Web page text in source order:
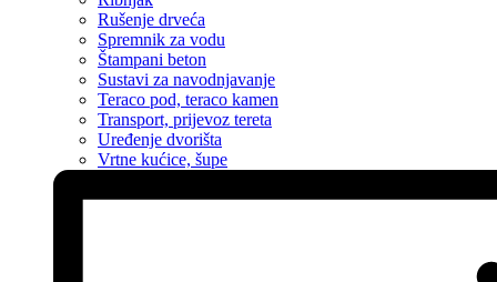
Rušenje drveća
Spremnik za vodu
Štampani beton
Sustavi za navodnjavanje
Teraco pod, teraco kamen
Transport, prijevoz tereta
Uređenje dvorišta
Vrtne kućice, šupe